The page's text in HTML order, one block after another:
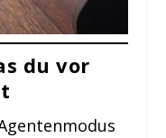
du vor